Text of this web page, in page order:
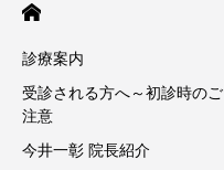
診療案内
受診される方へ～初診時のご
注意
今井一彰 院長紹介